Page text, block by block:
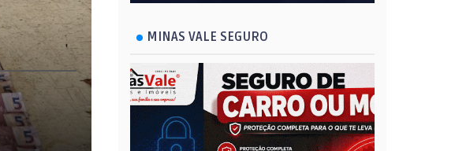
MINAS VALE SEGURO